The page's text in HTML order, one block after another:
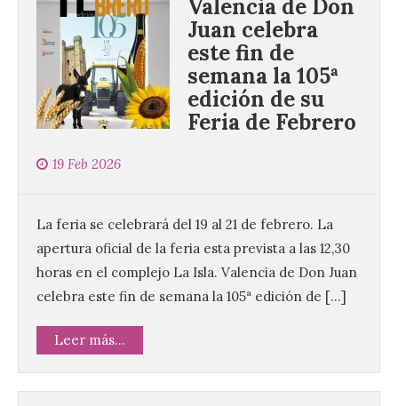
Valencia de Don
Juan celebra
este fin de
semana la 105ª
edición de su
Feria de Febrero
19 Feb 2026
La feria se celebrará del 19 al 21 de febrero. La
apertura oficial de la feria esta prevista a las 12,30
horas en el complejo La Isla. Valencia de Don Juan
celebra este fin de semana la 105ª edición de […]
Leer más...